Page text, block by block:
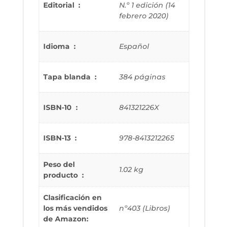
Editorial ‏ : ‎
N.º 1 edición (14
febrero 2020)
Idioma ‏ : ‎ Español
Tapa blanda ‏ : ‎ 384 páginas
ISBN-10 ‏ : ‎ 841321226X
ISBN-13 ‏ : ‎ 978-8413212265
Peso del
producto ‏ : ‎
1.02 kg
Clasificación en
los más vendidos
de Amazon:
nº403 (Libros)